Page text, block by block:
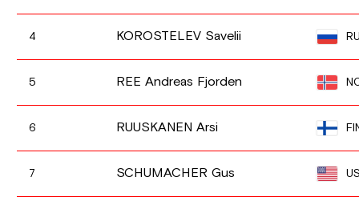
4 KOROSTELEV Savelii
5 REE Andreas Fjorden
6 RUUSKANEN Arsi
7 SCHUMACHER Gus